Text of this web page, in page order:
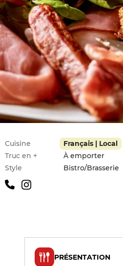
Infos pratiques
Cuisine
Français | Local
Truc en +
À emporter
Style
Bistro/Brasserie
PRÉSENTATION